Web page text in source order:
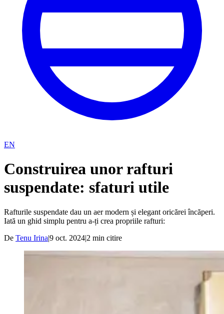
EN
Construirea unor rafturi
suspendate: sfaturi utile
Rafturile suspendate dau un aer modern și elegant oricărei încăperi.
Iată un ghid simplu pentru a-ți crea propriile rafturi:
De Tenu Irina|9 oct. 2024|2 min citire